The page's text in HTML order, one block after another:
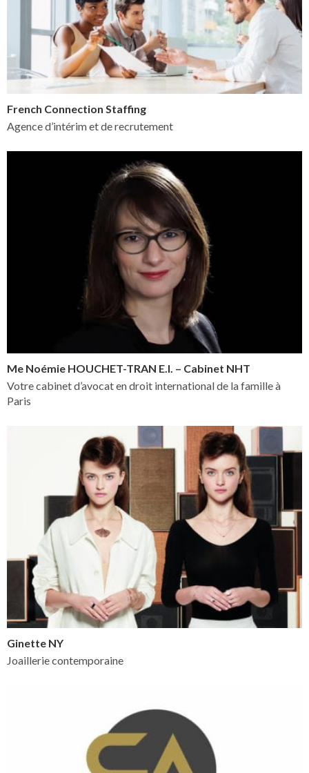
French Connection Staffing
Agence d’intérim et de recrutement
Me Noémie HOUCHET-TRAN E.I. – Cabinet NHT
Votre cabinet d’avocat en droit international de la famille à
Paris
Ginette NY
Joaillerie contemporaine